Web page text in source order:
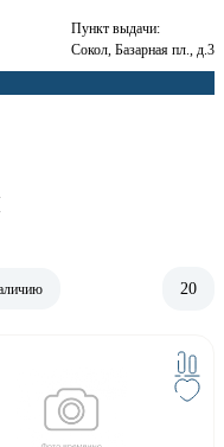
Пункт выдачи:
Сокол, Базарная пл., д.3
20